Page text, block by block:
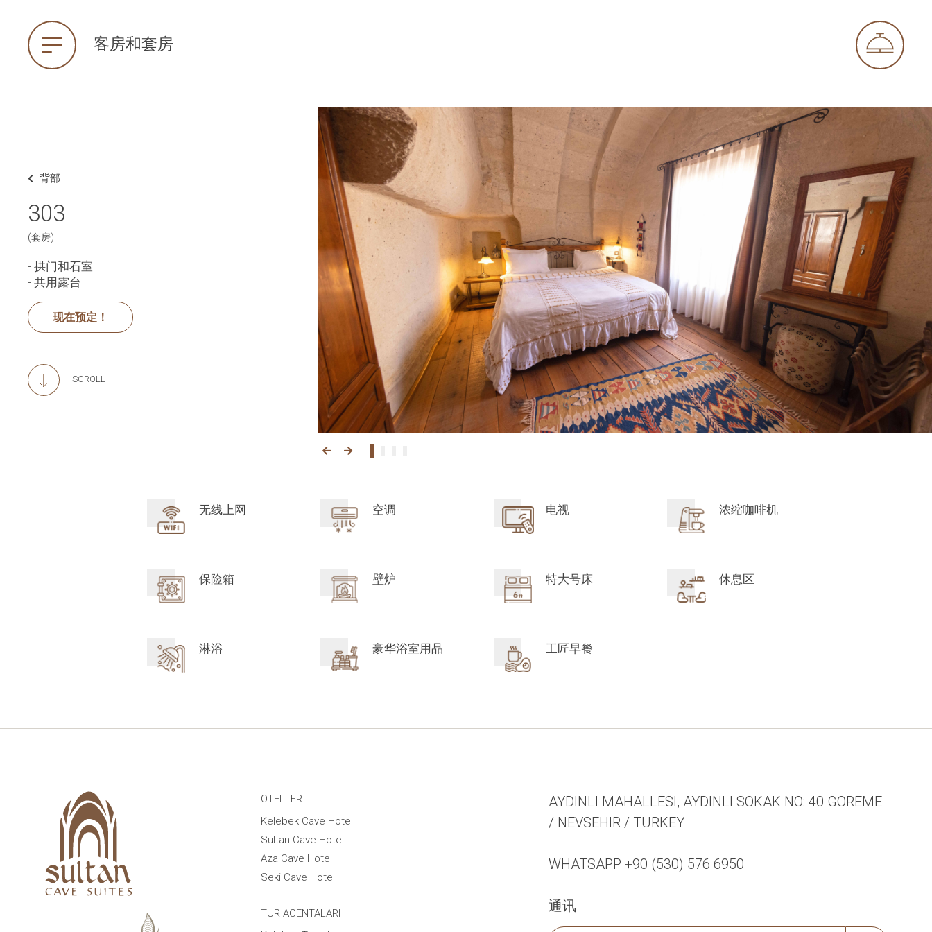
客房和套房
背部
303
(套房)
- 拱门和石室
- 共用露台
现在预定！
SCROLL
无线上网 空调 电视 浓缩咖啡机
保险箱 壁炉 特大号床 休息区
淋浴 豪华浴室用品 工匠早餐
OTELLER
Kelebek Cave Hotel
Sultan Cave Hotel
Aza Cave Hotel
Seki Cave Hotel
TUR ACENTALARI
AYDINLI MAHALLESI, AYDINLI SOKAK NO: 40 GOREME
/ NEVSEHIR / TURKEY
WHATSAPP +90 (530) 576 6950
通讯